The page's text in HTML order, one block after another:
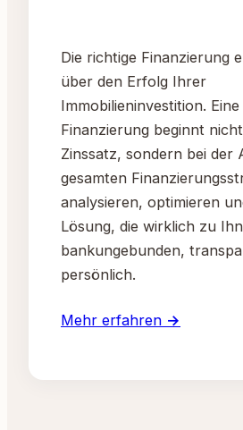
Die richtige Finanzierung
über den Erfolg Ihrer
Immobilieninvestition.
Finanzierung beginnt
Zinssatz, sondern bei der
gesamten
analysieren, optimieren
Lösung, die wirklich zu
bankungebunden,
persönlich.
Mehr erfahren →